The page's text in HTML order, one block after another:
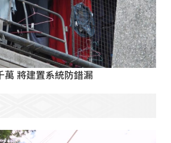
將建置系統防錯漏